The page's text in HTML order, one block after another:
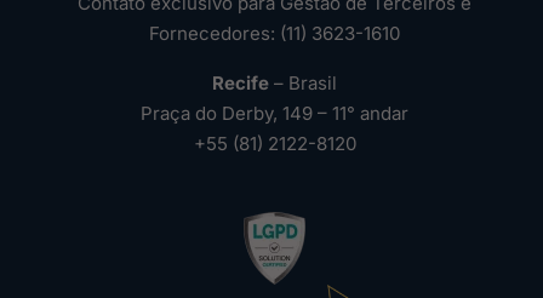
Fornecedores: (11) 3623-1610
Recife – Brasil
Praça do Derby, 149 – 11° andar
+55 (81) 2122-8120